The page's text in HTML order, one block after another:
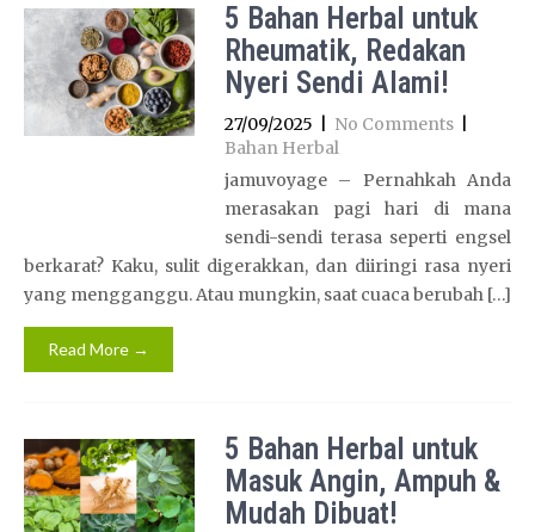
5 Bahan Herbal untuk
Rheumatik, Redakan
Nyeri Sendi Alami!
27/09/2025 No Comments
Bahan Herbal
jamuvoyage – Pernahkah Anda
merasakan pagi hari di mana
sendi-sendi terasa seperti engsel
berkarat? Kaku, sulit digerakkan, dan diiringi rasa nyeri
yang mengganggu. Atau mungkin, saat cuaca berubah […]
Read More →
5 Bahan Herbal untuk
Masuk Angin, Ampuh &
Mudah Dibuat!